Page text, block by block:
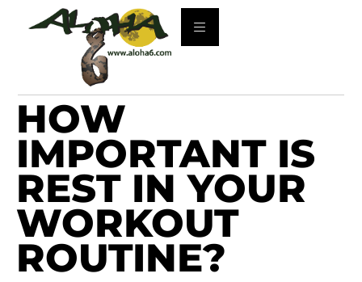
HOW
IMPORTANT IS
REST IN YOUR
WORKOUT
ROUTINE?